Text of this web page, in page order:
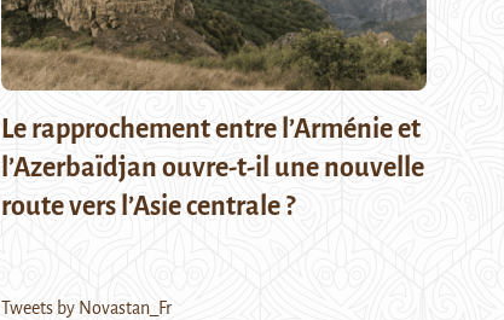
Le rapprochement entre l’Arménie et
l’Azerbaïdjan ouvre-t-il une nouvelle
route vers l’Asie centrale ?
Tweets by Novastan_Fr